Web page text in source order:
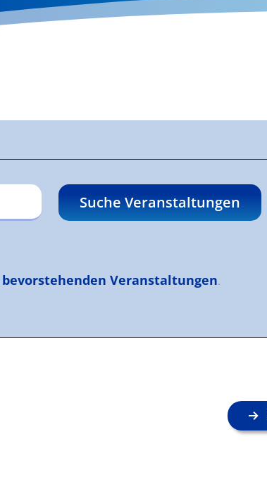
Veranstaltungen.
Suche Veranstaltungen